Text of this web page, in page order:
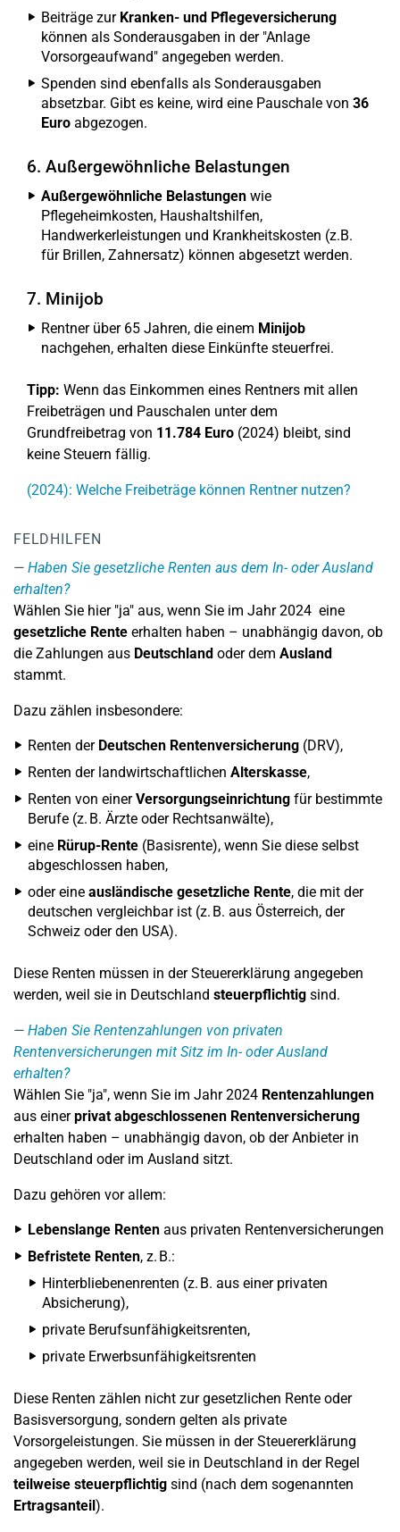
Beiträge zur Kranken- und Pflegeversicherung
können als Sonderausgaben in der "Anlage
Vorsorgeaufwand" angegeben werden.
Spenden sind ebenfalls als Sonderausgaben
absetzbar. Gibt es keine, wird eine Pauschale von 36
Euro abgezogen.
6. Außergewöhnliche Belastungen
Außergewöhnliche Belastungen wie
Pflegeheimkosten, Haushaltshilfen,
Handwerkerleistungen und Krankheitskosten (z.B.
für Brillen, Zahnersatz) können abgesetzt werden.
7. Minijob
Rentner über 65 Jahren, die einem Minijob
nachgehen, erhalten diese Einkünfte steuerfrei.
Tipp: Wenn das Einkommen eines Rentners mit allen
Freibeträgen und Pauschalen unter dem
Grundfreibetrag von 11.784 Euro (2024) bleibt, sind
keine Steuern fällig.
(2024): Welche Freibeträge können Rentner nutzen?
FELDHILFEN
Haben Sie gesetzliche Renten aus dem In- oder Ausland
erhalten?
Wählen Sie hier "ja" aus, wenn Sie im Jahr 2024 eine
gesetzliche Rente erhalten haben – unabhängig davon, ob
die Zahlungen aus Deutschland oder dem Ausland
stammt.
Dazu zählen insbesondere:
Renten der Deutschen Rentenversicherung (DRV),
Renten der landwirtschaftlichen Alterskasse,
Renten von einerVersorgungseinrichtung für bestimmte
Berufe (z. B. Ärzte oder Rechtsanwälte),
eine Rürup-Rente (Basisrente), wenn Sie diese selbst
abgeschlossen haben,
oder eine ausländische gesetzliche Rente, die mit der
deutschen vergleichbar ist (z. B. aus Österreich, der
Schweiz oder den USA).
Diese Renten müssen in der Steuererklärung angegeben
werden, weil sie in Deutschland steuerpflichtig sind.
Haben Sie Rentenzahlungen von privaten
Rentenversicherungen mit Sitz im In- oder Ausland
erhalten?
Wählen Sie "ja", wenn Sie im Jahr 2024 Rentenzahlungen
aus einerprivat abgeschlossenen Rentenversicherung
erhalten haben – unabhängig davon, ob der Anbieter in
Deutschland oder im Ausland sitzt.
Dazu gehören vor allem:
Lebenslange Renten aus privaten Rentenversicherungen
Befristete Renten, z. B.:
Hinterbliebenenrenten (z. B. aus einer privaten
Absicherung),
private Berufsunfähigkeitsrenten,
private Erwerbsunfähigkeitsrenten
Diese Renten zählen nicht zur gesetzlichen Rente oder
Basisversorgung, sondern gelten als private
Vorsorgeleistungen. Sie müssen in der Steuererklärung
angegeben werden, weil sie in Deutschland in der Regel
teilweise steuerpflichtig sind (nach dem sogenannten
Ertragsanteil).